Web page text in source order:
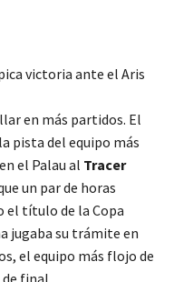
victoria ante el Aris
en más partidos. El
pista del equipo más
el Palau al Tracer
un par de horas
el título de la Copa
jugaba su trámite en
el equipo más flojo de